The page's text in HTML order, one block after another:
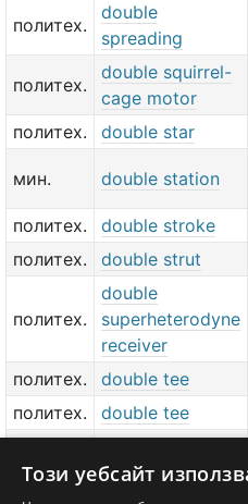
политех.
double
spreading
политех.
double squirrel-
cage motor
политех.
double star
мин. double station
политех.
double stroke
политех.
double strut
политех.
double
superheterodyne
receiver
политех.
double tee
политех.
double tee
Този уебсайт